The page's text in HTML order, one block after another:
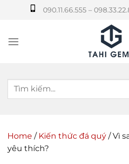
dung
090.11.66.555 –
Home / Kiến thức đá quý /Vì
yêu thích?